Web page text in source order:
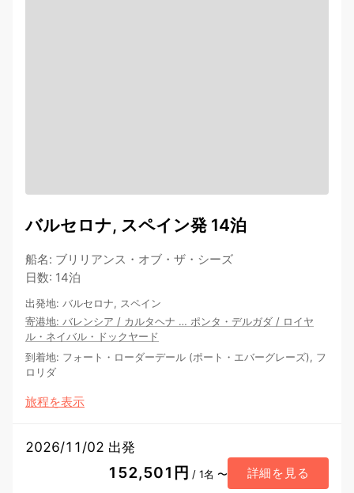
バルセロナ, スペイン発 14泊
船名: ブリリアンス・オブ・ザ・シーズ
日数: 14泊
出発地: バルセロナ, スペイン
寄港地: バレンシア / カルタヘナ … ポンタ・デルガダ / ロイヤ
ル・ネイバル・ドックヤード
到着地: フォート・ローダーデール (ポート・エバーグレーズ), フ
ロリダ
旅程を表示
2026/11/02 出発
152,501円 / 1名 〜 詳細を見る